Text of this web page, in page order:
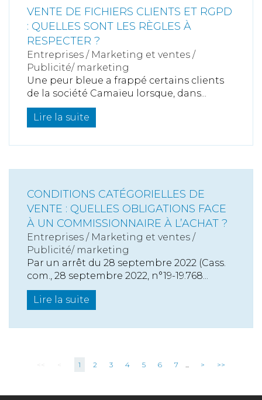
VENTE DE FICHIERS CLIENTS ET RGPD
: QUELLES SONT LES RÈGLES À
RESPECTER ?
Entreprises / Marketing et ventes /
Publicité/ marketing
Une peur bleue a frappé certains clients
de la société Camaïeu lorsque, dans...
Lire la suite
CONDITIONS CATÉGORIELLES DE
VENTE : QUELLES OBLIGATIONS FACE
À UN COMMISSIONNAIRE À L’ACHAT ?
Entreprises / Marketing et ventes /
Publicité/ marketing
Par un arrêt du 28 septembre 2022 (Cass.
com., 28 septembre 2022, n°19-19.768...
Lire la suite
1 2 3 4 5 6 7 ... > >>